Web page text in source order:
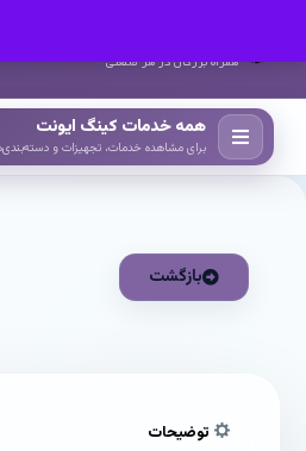
همراه بزرگان در هر صنعتی
همه خدمات کینگ ایونت
برای مشاهده خدمات، تجهیزات و
بازگشت
توضیحات